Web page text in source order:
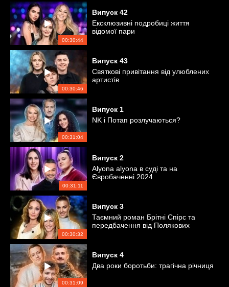
00:30:44
Випуск 42
Ексклюзивні подробиці життя
відомої пари
00:30:46
Випуск 43
Святкові привітання від улюблених
артистів
00:31:04
Випуск 1
NK і Потап розлучаються?
00:31:11
Випуск 2
Alyona alyona в суді та на
Євробаченні 2024
00:30:32
Випуск 3
Таємний роман Брітні Спірс та
передбачення від Полякових
00:31:09
Випуск 4
Два роки боротьби: трагічна річниця